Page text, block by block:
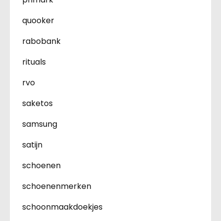
quooker
rabobank
rituals
rvo
saketos
samsung
satijn
schoenen
schoenenmerken
schoonmaakdoekjes